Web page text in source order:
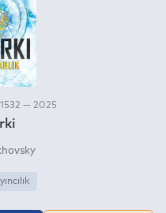
— 2025